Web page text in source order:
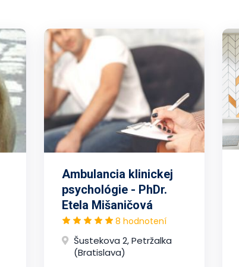
Ambulancia klinickej
psychológie - PhDr.
Etela Mišaničová
8 hodnotení
Šustekova 2, Petržalka
(Bratislava)